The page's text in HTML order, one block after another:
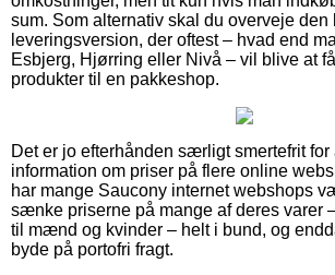
sum. Som alternativ skal du overveje den
leveringsversion, der oftest – hvad end
Esbjerg, Hjørring eller Nivå – vil blive at
produkter til en pakkeshop.
Det er jo efterhånden særligt smertefrit for
information om priser på flere online
har mange Saucony internet webshops
sænke priserne på mange af deres varer
til mænd og kvinder – helt i bund, og
byde på portofri fragt.